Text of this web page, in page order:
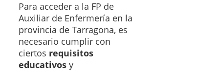
Para acceder a la FP de
Auxiliar de Enfermería en la
provincia de Tarragona, es
necesario cumplir con
ciertos requisitos
educativos y